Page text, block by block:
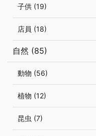
子供 (19)
店員 (18)
自然 (85)
動物 (56)
植物 (12)
昆虫 (7)